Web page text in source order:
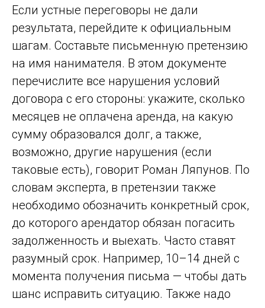
Если устные переговоры не дали
результата, перейдите к официальным
шагам. Составьте письменную претензию
на имя нанимателя. В этом документе
перечислите все нарушения условий
договора с его стороны: укажите, сколько
месяцев не оплачена аренда, на какую
сумму образовался долг, а также,
возможно, другие нарушения (если
таковые есть), говорит Роман Ляпунов. По
словам эксперта, в претензии также
необходимо обозначить конкретный срок,
до которого арендатор обязан погасить
задолженность и выехать. Часто ставят
разумный срок. Например, 10–14 дней с
момента получения письма — чтобы дать
шанс исправить ситуацию. Также надо